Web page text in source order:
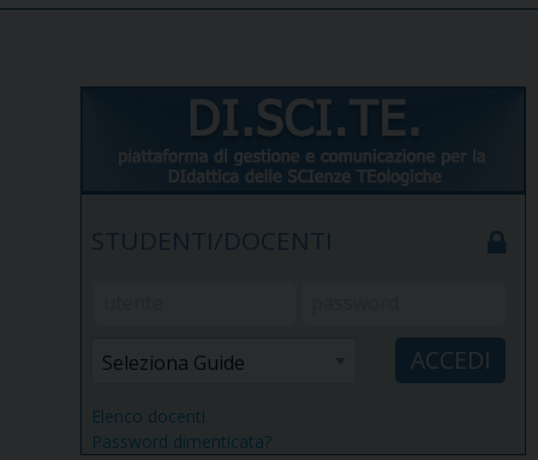
STUDENTI/DOCENTI
Elenco docenti
Password dimenticata?